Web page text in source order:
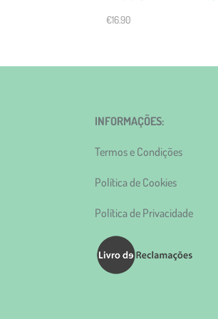
€16.90
INFORMAÇÕES:
Termos e Condições
Política de Cookies
Política de Privacidade